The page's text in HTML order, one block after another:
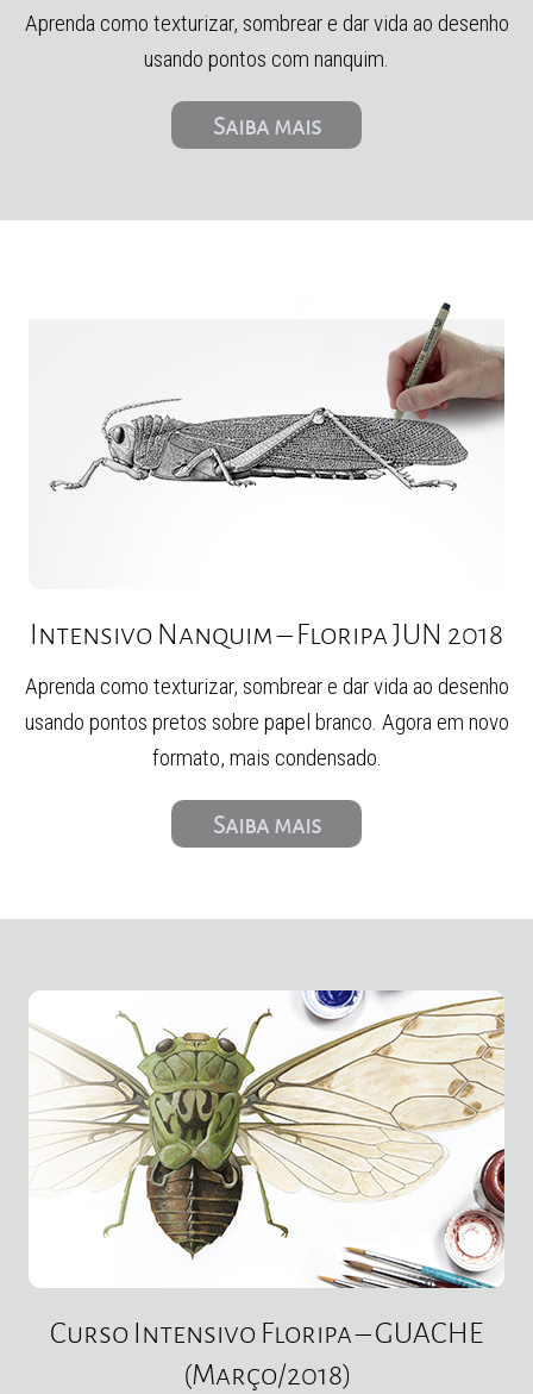
Aprenda como texturizar, sombrear e dar vida ao desenho
usando pontos com nanquim.
Saiba mais
Intensivo Nanquim – Floripa JUN 2018
Aprenda como texturizar, sombrear e dar vida ao desenho
usando pontos pretos sobre papel branco. Agora em novo
formato, mais condensado.
Saiba mais
Curso Intensivo Floripa – GUACHE
(Março/2018)